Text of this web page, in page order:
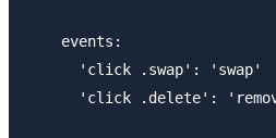
    events:
      'click .swap': 'swap'
'click .delete':